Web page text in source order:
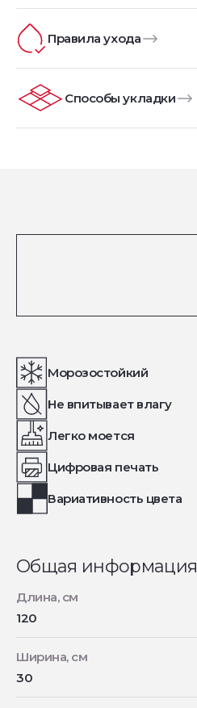
Правила ухода
Способы укладки
Морозостойкий
Не впитывает влагу
Легко моется
Цифровая печать
Вариативность цвета
Общая информация
Длина, см
120
Ширина, см
30